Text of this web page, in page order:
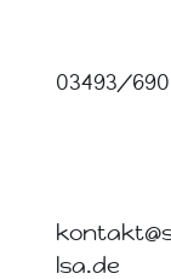
03493/
lsa.de